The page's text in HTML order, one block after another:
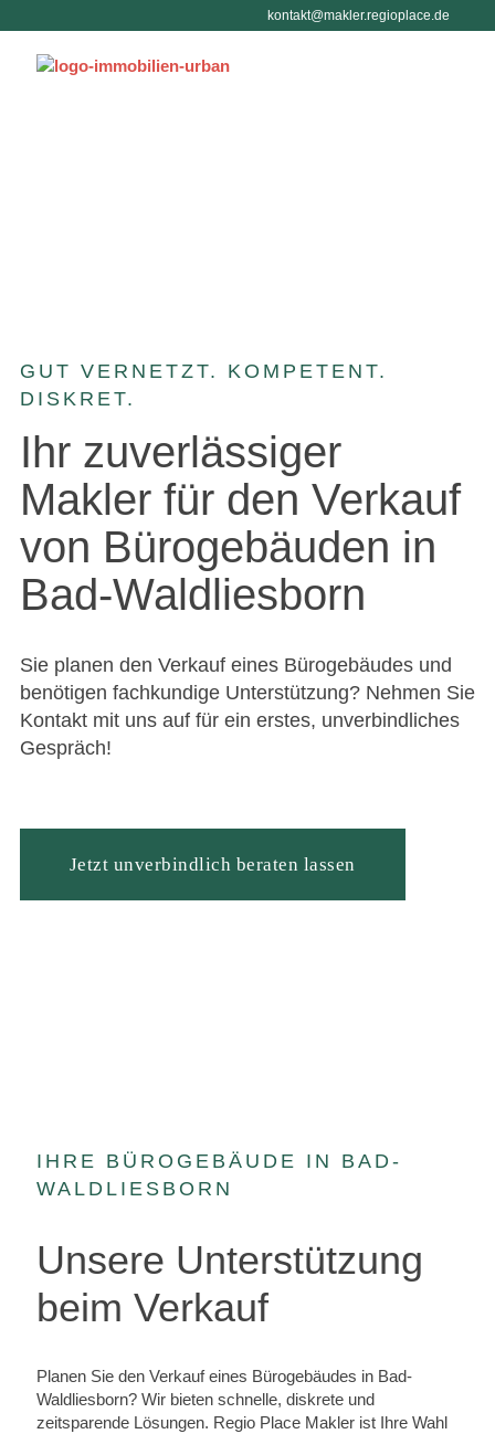
kontakt@makler.regioplace.de
GUT VERNETZT. KOMPETENT.
DISKRET.
Ihr zuverlässiger
Makler für den Verkauf
von Bürogebäuden in
Bad-Waldliesborn
Sie planen den Verkauf eines Bürogebäudes und
benötigen fachkundige Unterstützung? Nehmen Sie
Kontakt mit uns auf für ein erstes, unverbindliches
Gespräch!
Jetzt unverbindlich beraten lassen
IHRE BÜROGEBÄUDE IN BAD-
WALDLIESBORN
Unsere Unterstützung
beim Verkauf
Planen Sie den Verkauf eines Bürogebäudes in Bad-
Waldliesborn? Wir bieten schnelle, diskrete und
zeitsparende Lösungen. Regio Place Makler ist Ihre Wahl